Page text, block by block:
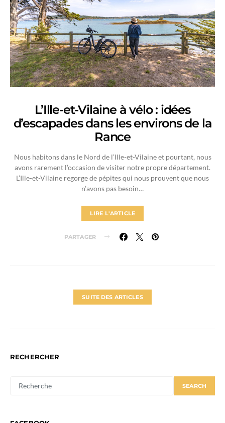
L’Ille-et-Vilaine à vélo : idées
d’escapades dans les environs de la
Rance
Nous habitons dans le Nord de l’Ille-et-Vilaine et pourtant, nous
avons rarement l’occasion de visiter notre propre département.
L’Ille-et-Vilaine regorge de pépites qui nous prouvent que nous
n’avons pas besoin…
LIRE L'ARTICLE
PARTAGER
SUITE DES ARTICLES
RECHERCHER
FOR:
SEARCH